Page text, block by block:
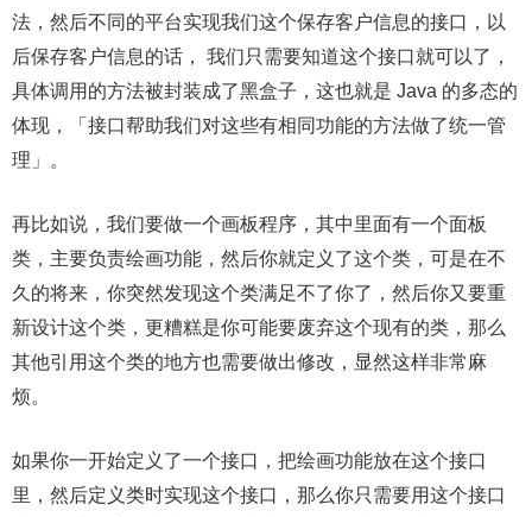
法，然后不同的平台实现我们这个保存客户信息的接口，以
后保存客户信息的话， 我们只需要知道这个接口就可以了，
具体调用的方法被封装成了黑盒子，这也就是 Java 的多态的
体现，「接口帮助我们对这些有相同功能的方法做了统一管
理」。
再比如说，我们要做一个画板程序，其中里面有一个面板
类，主要负责绘画功能，然后你就定义了这个类，可是在不
久的将来，你突然发现这个类满足不了你了，然后你又要重
新设计这个类，更糟糕是你可能要废弃这个现有的类，那么
其他引用这个类的地方也需要做出修改，显然这样非常麻
烦。
如果你一开始定义了一个接口，把绘画功能放在这个接口
里，然后定义类时实现这个接口，那么你只需要用这个接口